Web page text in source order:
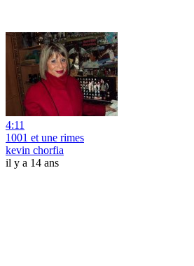
4:11
1001 et une rimes
kevin chorfia
il y a 14 ans